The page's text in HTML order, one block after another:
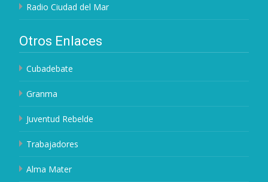
Radio Ciudad del Mar
Otros Enlaces
Cubadebate
Granma
Juventud Rebelde
Trabajadores
Alma Mater